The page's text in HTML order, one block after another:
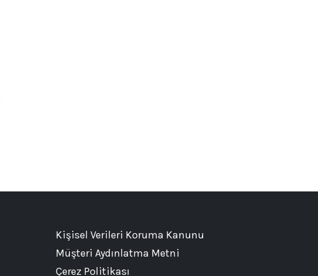
Kişisel Verileri Koruma Kanunu
Müşteri Aydınlatma Metni
Çerez Politikası